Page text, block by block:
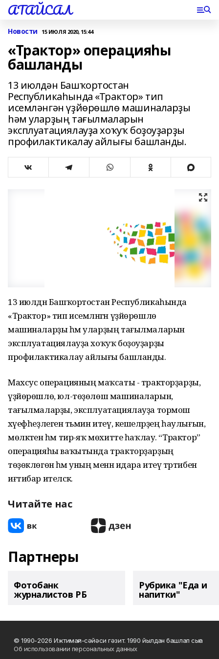
АТАЙСАЛ
Новости 15 ИЮЛЯ 2020, 15:44
«Трактор» операцияһы
башланды
13 июлдән Башҡортостан
Республикаһында «Трактор» тип
исемләнгән үҙйөрөшлө машиналарҙы
һәм уларҙың тағылмаларын
эксплуатациялауҙа хоҡуҡ боҙоуҙарҙы
профилактикалау айлығы башланды.
13 июлдән Башҡортостан Республикаһында
«Трактор» тип исемләнгән үҙйөрөшлө
машиналарҙы һәм уларҙың тағылмаларын
эксплуатациялауҙа хоҡуҡ боҙоуҙарҙы
профилактикалау айлығы башланды.
Махсус операцияның маҡсаты - тракторҙарҙы,
үҙйөрөшлө, юл-төҙөлөш машиналарын,
тағылмаларҙы, эксплуатациялауҙа тормош
хәүефһеҙлеген тәьмин итеү, кешеләрҙең һаулығын,
мөлкәтен һәм тирә-яҡ мөхитте һаҡлау. “Трактор”
операцияһы ваҡытында тракторҙарҙың
төҙөклөгөнә һәм уның менән идара итеү тәртибенә
иғтибар ителәсәк.
Читайте нас
Партнеры
Фотобанк
журналистов РБ
Рубрика "Еда и
напитки"
© 1990-2026 Ижтимағи-сәйәси гәзит. 1990 йылдан башлап сыға
Об использовании персональных данных